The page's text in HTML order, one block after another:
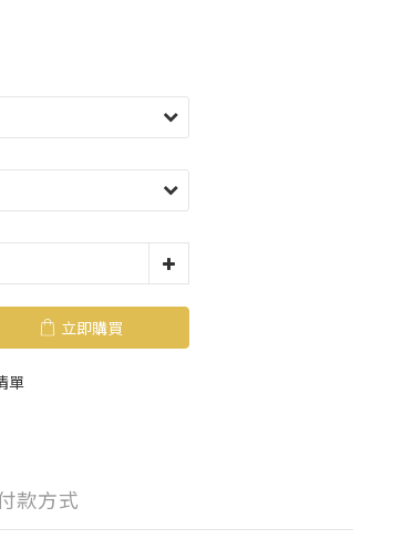
立即購買
單
款方式